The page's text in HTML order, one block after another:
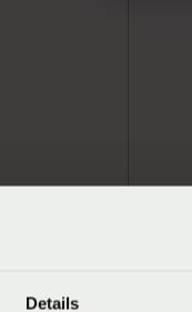
Details